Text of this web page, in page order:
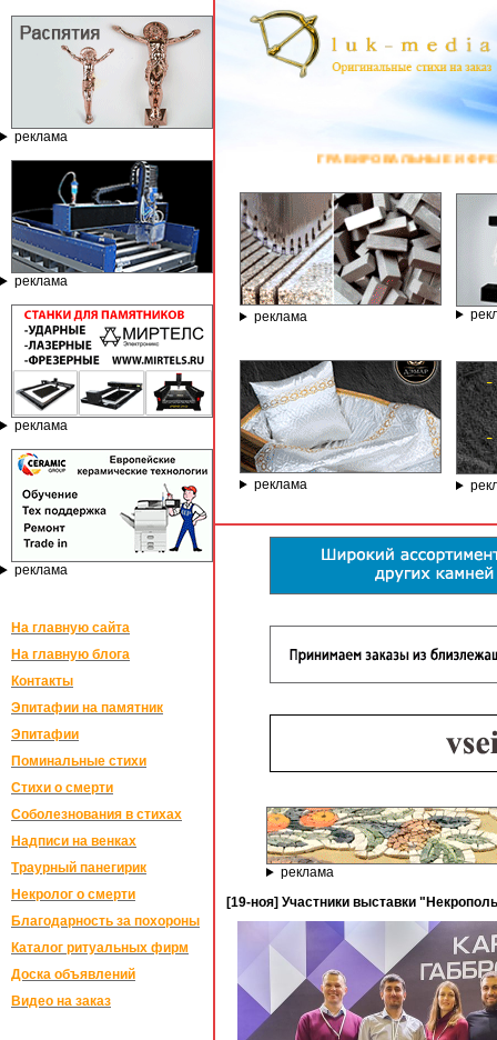
реклама
реклама
реклама
реклама
На главную сайта
На главную блога
Контакты
Эпитафии на памятник
Эпитафии
Поминальные стихи
Стихи о смерти
Соболезнования в стихах
Надписи на венках
Траурный панегирик
Некролог о смерти
Благодарность за похороны
Каталог ритуальных фирм
Доска объявлений
Видео на заказ
ГРАВИРОВАЛЬНЫЕ И ФРЕЗЕРНЫЕ СТАНКИ ПО
реклама
реклама
реклама
[19-ноя] Участники выставки